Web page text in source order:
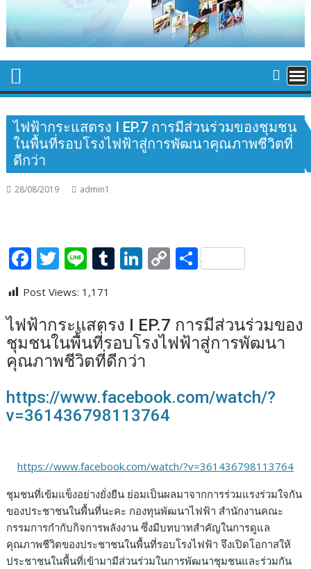
ไฟฟ้ากระแสตรง I EP.7 การมีส่วนร่วมของชุมชน
ในพื้นที่รอบโรงไฟฟ้าสู่การพัฒนาคุณภาพชีวิตที่
ดีกว่า
28/08/2019 admin1
F
e
b
o
o
k
T
itt
er
Li
e
T
bl
r
Li
e
dI
n
C
y
Li
k
S
e
Post Views: 1,171
ไฟฟ้ากระแสตรง I EP.7 การมีส่วนร่วมของ
ชุมชนในพื้นที่รอบโรงไฟฟ้าสู่การพัฒนา
คุณภาพชีวิตที่ดีกว่า
https://www.facebook.com/watch/?
v=361436798113764
https://www.facebook.com/watch/?v=361436798113764
ชุมชนที่เข้มแข็งอย่างยั่งยืน ย่อมเป็นผลมาจากการร่วมแรงร่วมใจกัน
ของประชาชนในพื้นที่นะคะ กองทุนพัฒนาไฟฟ้า สำนักงานคณะ
กรรมการกำกับกิจการพลังงาน ซึ่งมีบทบาทสำคัญในการดูแล
คุณภาพชีวิตของประชาชนในพื้นที่รอบโรงไฟฟ้า จึงเปิดโอกาสให้
ประชาชนในพื้นที่เข้ามามีส่วนร่วมในการพัฒนาชุมชนและร่วมกัน